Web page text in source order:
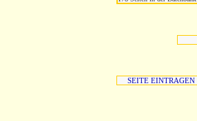
SEITE EINTRAGEN